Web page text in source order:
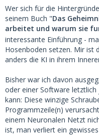
Wer sich für die
seinem Buch "Das
arbeitet und warum sie
interessante Einführung -
Hosenboden setzen. Mir ist
anders die KI in ihrem
Bisher war ich davon
oder einer Software
kann: Diese winzige
Programmzeile(n)
einem Neuronalen Netzt
ist, man verliert ein